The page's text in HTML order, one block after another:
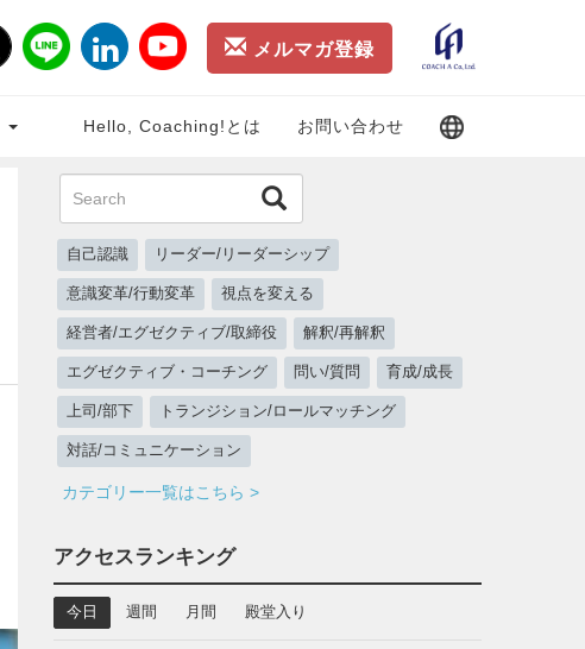
メルマガ登録
Hello, Coaching!とは お問い合わせ
自己認識 リーダー/リーダーシップ
意識変革/行動変革 視点を変える
経営者/エグゼクティブ/取締役 解釈/再解釈
エグゼクティブ・コーチング 問い/質問 育成/成長
上司/部下 トランジション/ロールマッチング
対話/コミュニケーション
カテゴリー一覧はこちら >
アクセスランキング
今日 週間 月間 殿堂入り